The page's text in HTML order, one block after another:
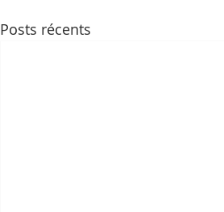
Posts récents